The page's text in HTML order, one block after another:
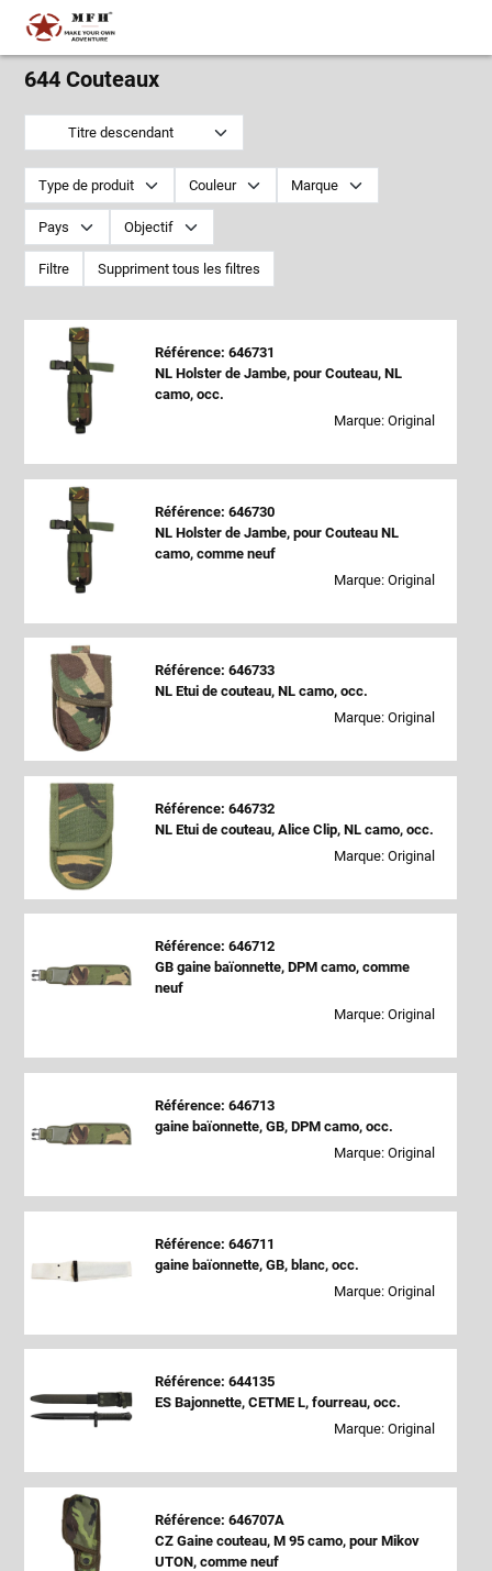
644 Couteaux
Titre descendant
Type de produit Couleur Marque
Pays Objectif
Filtre Suppriment tous les filtres
Référence: 646731
NL Holster de Jambe, pour Couteau, NL
camo, occ.
Marque: Original
Référence: 646730
NL Holster de Jambe, pour Couteau NL
camo, comme neuf
Marque: Original
Référence: 646733
NL Etui de couteau, NL camo, occ.
Marque: Original
Référence: 646732
NL Etui de couteau, Alice Clip, NL camo, occ.
Marque: Original
Référence: 646712
GB gaine baïonnette, DPM camo, comme
neuf
Marque: Original
Référence: 646713
gaine baïonnette, GB, DPM camo, occ.
Marque: Original
Référence: 646711
gaine baïonnette, GB, blanc, occ.
Marque: Original
Référence: 644135
ES Bajonnette, CETME L, fourreau, occ.
Marque: Original
Référence: 646707A
CZ Gaine couteau, M 95 camo, pour Mikov
UTON, comme neuf